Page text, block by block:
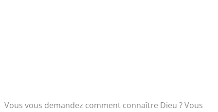
Vous vous demandez comment connaître Dieu ? Vous